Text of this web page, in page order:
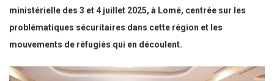
ministérielle des 3 et 4 juillet 2025, à Lomé, centrée sur les
problématiques sécuritaires dans cette région et les
mouvements de réfugiés qui en découlent.